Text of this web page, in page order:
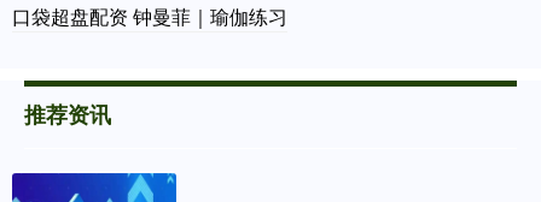
口袋超盘配资 钟曼菲｜瑜伽练习
推荐资讯